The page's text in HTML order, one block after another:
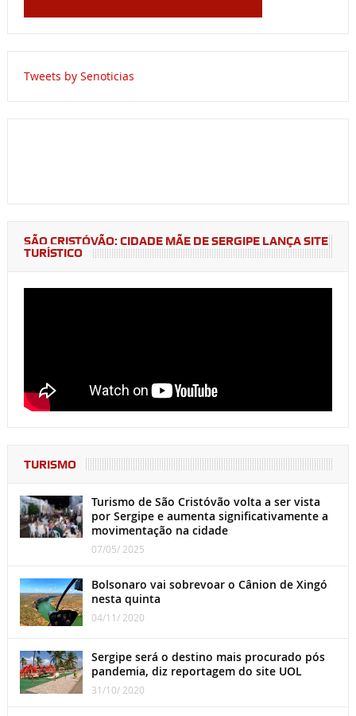
Tweets by Senoticias
SÃO CRISTÓVÃO: CIDADE MÃE DE SERGIPE LANÇA SITE
TURÍSTICO
TURISMO
Turismo de São Cristóvão volta a ser vista
por Sergipe e aumenta significativamente a
movimentação na cidade
07/05/ 2025
Bolsonaro vai sobrevoar o Cânion de Xingó
nesta quinta
04/11/ 2020
Sergipe será o destino mais procurado pós
pandemia, diz reportagem do site UOL
31/10/ 2020